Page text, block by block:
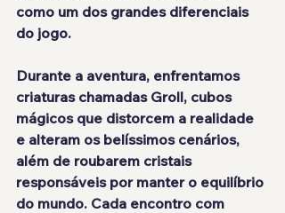
como um dos grandes diferenciais
do jogo.
Durante a aventura, enfrentamos
criaturas chamadas Groll, cubos
mágicos que distorcem a realidade
e alteram os belíssimos cenários,
além de roubarem cristais
responsáveis por manter o equilíbrio
do mundo. Cada encontro com